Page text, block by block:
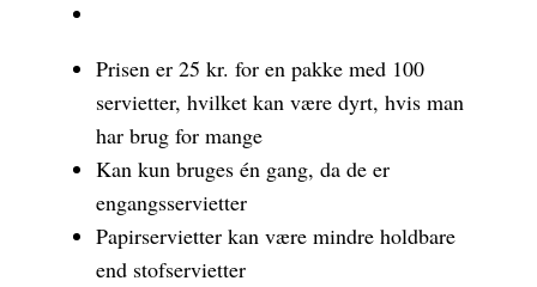
Prisen er 25 kr. for en pakke med 100
servietter, hvilket kan være dyrt, hvis man
har brug for mange
Kan kun bruges én gang, da de er
engangsservietter
Papirservietter kan være mindre holdbare
end stofservietter